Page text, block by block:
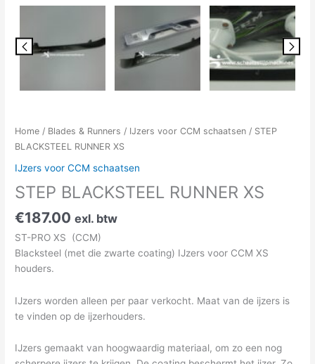
Home / Blades & Runners / IJzers voor CCM schaatsen / STEP
BLACKSTEEL RUNNER XS
IJzers voor CCM schaatsen
STEP BLACKSTEEL RUNNER XS
€187.00 exl. btw
ST-PRO XS (CCM)
Blacksteel (met die zwarte coating) IJzers voor CCM XS
houders.
IJzers worden alleen per paar verkocht. Maat van de ijzers is
te vinden op de ijzerhouders.
IJzers gemaakt van hoogwaardig materiaal, om zo een nog